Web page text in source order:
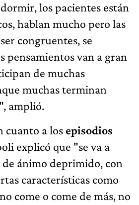
los pacientes están
hablan mucho pero las
congruentes, se
pensamientos van a gran
de muchas
muchas terminan
amplió.
cuanto a los episodios
explicó que "se va a
ánimo deprimido, con
características como
come o come de más, no